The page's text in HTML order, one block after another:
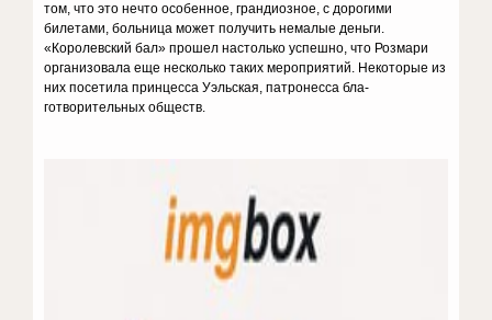
том, что это нечто особенное, грандиоз­ное, с дорогими
билетами, больница мо­жет получить немалые деньги.
«Королев­ский бал» прошел настолько успешно, что Розмари
организовала еще несколько та­ких мероприятий. Некоторые из
них посе­тила принцесса Уэльская, патронесса бла­
готворительных обществ.